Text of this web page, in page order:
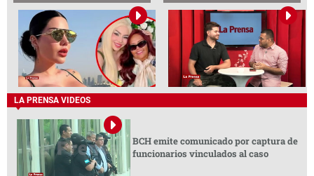
LA PRENSA VIDEOS
BCH emite comunicado por captura de
funcionarios vinculados al caso